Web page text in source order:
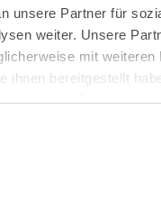
unsere Partner für
weiter. Unsere
mit weiteren
ihnen bereitgestellt
der Dienste
2
|AGB